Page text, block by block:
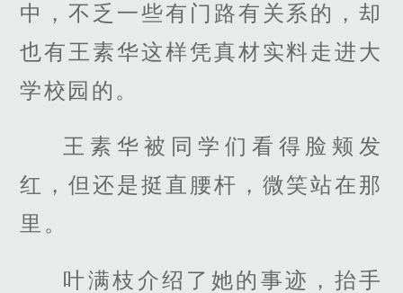
中，不乏一些有门路有关系的，却
也有王素华这样凭真材实料走进大
学校园的。
王素华被同学们看得脸颊发
红，但还是挺直腰杆，微笑站在那
里。
叶满枝介绍了她的事迹，抬手